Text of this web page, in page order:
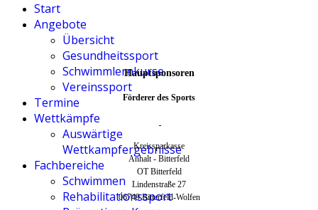
Start
Angebote
Übersicht
Gesundheitssport
Schwimmlernkurse
Vereinssport
Termine
Wettkämpfe
Auswärtige
Wettkampfergebnisse
Fachbereiche
Schwimmen
Rehabilitationssport
Hauptsponsoren
Förderer des Sports
Kreissparkasse
Anhalt - Bitterfeld
OT Bitterfeld
Lindenstraße 27
06749 Bitterfeld-Wolfen